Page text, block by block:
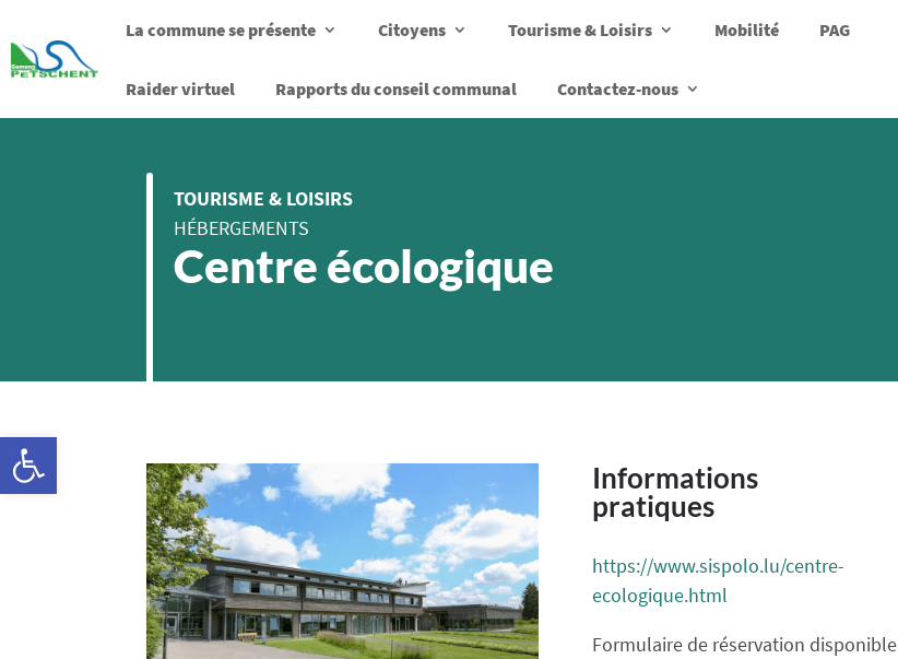
La commune se présente Citoyens Tourisme & Loisirs Mobilité PAG
Raider virtuel Rapports du conseil communal Contactez-nous
TOURISME & LOISIRS
HÉBERGEMENTS
Centre écologique
Informations
pratiques
https://www.sispolo.lu/centre-
ecologique.html
Formulaire de réservation disponible
Ouvrir la barre d’outils